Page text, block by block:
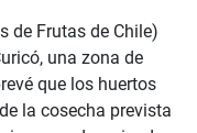
de Frutas de Chile)
una zona de
que los huertos
la cosecha prevista